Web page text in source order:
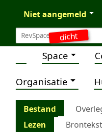
dicht
Niet aangemeld
Space
Organisatie
Bestand
Lezen